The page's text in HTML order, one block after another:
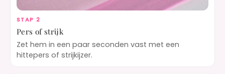
STAP 2
Pers of strijk
Zet hem in een paar seconden vast met een
hittepers of strijkijzer.